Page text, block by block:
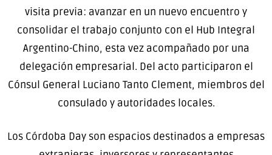
visita previa: avanzar en un nuevo encuentro y
consolidar el trabajo conjunto con el Hub Integral
Argentino-Chino, esta vez acompañado por una
delegación empresarial. Del acto participaron el
Cónsul General Luciano Tanto Clement, miembros del
consulado y autoridades locales.
Los Córdoba Day son espacios destinados a empresas